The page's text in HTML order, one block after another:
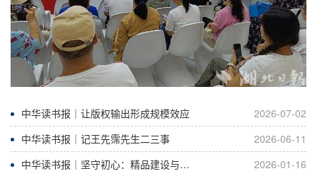
2026-07-02
中华读书报｜让版权输出形成规模效应
2026-06-11
中华读书报｜记王先霈先生二三事
2026-01-16
中华读书报｜坚守初心：精品建设与转型探索